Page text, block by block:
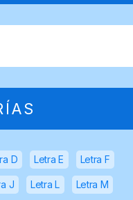
D Letra E Letra F
J Letra L Letra M